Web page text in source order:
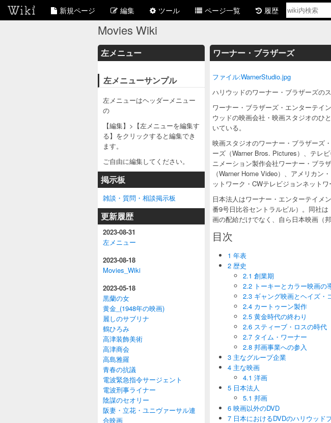
新規ページ 編集 ツール ページ一覧 履歴
Movies Wiki
左メニュー
左メニューサンプル
左メニューはヘッダーメニュー
の
【編集】>【左メニューを編集す
る】をクリックすると編集でき
ます。
ご自由に編集してください。
掲示板
雑談・質問・相談掲示板
更新履歴
2023-08-31
左メニュー
2023-08-18
Movies_Wiki
2023-05-18
黒蘭の女
黄金_(1948年の映画)
麗しのサブリナ
鶴ひろみ
高津装飾美術
高津商会
高島雅羅
青春の抗議
電波緊急指令サージェント
電波刑事ライナー
陰謀のセオリー
阪妻・立花・ユニヴァーサル連
合映画
ワーナー・ブラザーズ
ファイル:WarnerStudio.jpg
ハリウッドのワーナー・ブラザーズの
ワーナー・ブラザーズ・エンターテイ
ウッドの映画会社・映画スタジオのひ
いている。
映画スタジオのワーナー・ブラザーズ
ーズ（Warner Bros. Pictures）、テレ
ニメーション製作会社ワーナー・ブラ
（Warner Home Video）、アメリカ
ットワーク・CWテレビジョンネット
日本法人はワーナー・エンターテイメ
番9号日比谷セントラルビル）。同社
画の配給だけでなく、自ら日本映画（
目次
1 年表
2 歴史
2.1 創業期
2.2 トーキーとカラー映画の
2.3 ギャング映画とヘイズ・
2.4 カートゥーン製作
2.5 黄金時代の終わり
2.6 スティーブ・ロスの時代
2.7 タイム・ワーナー
2.8 邦画事業への参入
3 主なグループ企業
4 主な映画
4.1 洋画
5 日本法人
5.1 邦画
6 映画以外のDVD
7 日本におけるDVDのハリウッド